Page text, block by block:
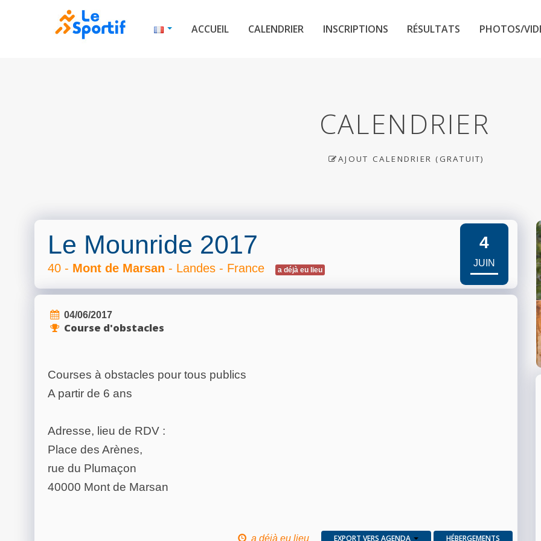
ACCUEIL CALENDRIER INSCRIPTIONS RÉSULTATS PHOTOS/
CALENDRIER
AJOUT CALENDRIER (GRATUIT)
Le Mounride 2017
40 - Mont de Marsan - Landes - France a déjà eu lieu
4
JUIN
04/06/2017
Course d'obstacles
Courses à obstacles pour tous publics
A partir de 6 ans
Adresse, lieu de RDV :
Place des Arènes,
rue du Plumaçon
40000 Mont de Marsan
a déjà eu lieu EXPORT VERS AGENDA HÉBERGEMENTS